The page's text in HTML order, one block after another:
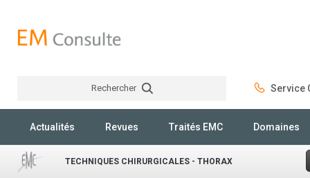
Rechercher Service
Actualités Revues Traités EMC Domaines
TECHNIQUES CHIRURGICALES - THORAX